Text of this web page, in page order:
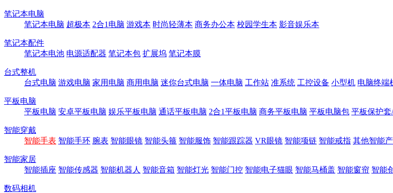
笔记本电脑
笔记本电脑 超极本 2合1电脑 游戏本 时尚轻薄本 商务办公本 校园学生本 影音娱乐本
笔记本配件
笔记本电池 电源适配器 笔记本包 扩展坞 笔记本膜
台式整机
台式电脑 游戏电脑 家用电脑 商用电脑 迷你台式电脑 一体电脑 工作站 准系统 工控设备 小型机 电脑终端
平板电脑
平板电脑 安卓平板电脑 娱乐平板电脑 通话平板电脑 2合1平板电脑 商务平板电脑 平板电脑包 平板保护套
智能穿戴
智能手表 智能手环 腕表 智能眼镜 智能头箍 智能服饰 智能跟踪器 VR眼镜 智能项链 智能戒指 其他智能
智能家居
智能插座 智能传感器 智能机器人 智能音箱 智能灯光 智能门控 智能电子猫眼 智能马桶盖 智能窗帘 智能
数码相机